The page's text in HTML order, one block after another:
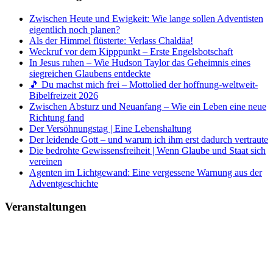
Zwischen Heute und Ewigkeit: Wie lange sollen Adventisten
eigentlich noch planen?
Als der Himmel flüsterte: Verlass Chaldäa!
Weckruf vor dem Kipppunkt – Erste Engelsbotschaft
In Jesus ruhen – Wie Hudson Taylor das Geheimnis eines
siegreichen Glaubens entdeckte
🎵 Du machst mich frei – Mottolied der hoffnung-weltweit-
Bibelfreizeit 2026
Zwischen Absturz und Neuanfang – Wie ein Leben eine neue
Richtung fand
Der Versöhnungstag | Eine Lebenshaltung
Der leidende Gott – und warum ich ihm erst dadurch vertraute
Die bedrohte Gewissensfreiheit | Wenn Glaube und Staat sich
vereinen
Agenten im Lichtgewand: Eine vergessene Warnung aus der
Adventgeschichte
Veranstaltungen